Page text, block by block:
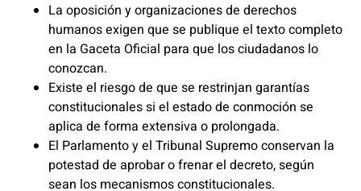
La oposición y organizaciones de derechos
humanos exigen que se publique el texto completo
en la Gaceta Oficial para que los ciudadanos lo
conozcan.
Existe el riesgo de que se restrinjan garantías
constitucionales si el estado de conmoción se
aplica de forma extensiva o prolongada.
El Parlamento y el Tribunal Supremo conservan la
potestad de aprobar o frenar el decreto, según
sean los mecanismos constitucionales.